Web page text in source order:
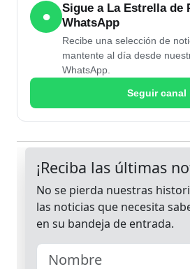
●
Sigue a La Estrella de
WhatsApp
Recibe una selección de
mantente al día desde
WhatsApp.
Seguir canal